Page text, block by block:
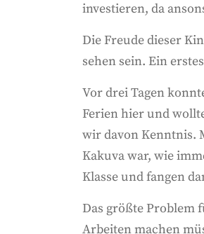
investieren, da
Die Freude dieser
sehen sein. Ein
Vor drei Tagen
Ferien hier und
wir davon Kenntnis.
Kakuva war, wie
Klasse und fangen
Das größte Problem
Arbeiten machen